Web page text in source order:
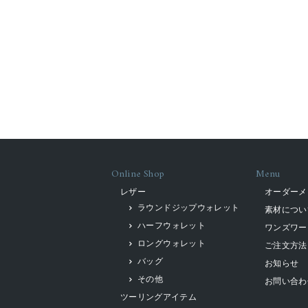
Online Shop
レザー
ラウンドジップウォレット
ハーフウォレット
ロングウォレット
バッグ
その他
ツーリングアイテム
Menu
オーダー
素材につい
ワンズワ
ご注文方法
お知らせ
お問い合